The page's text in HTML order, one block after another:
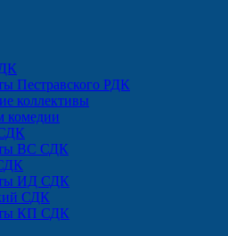
Пестравского РДК
коллективы
комедии
ВС СДК
ИД СДК
СДК
КП СДК